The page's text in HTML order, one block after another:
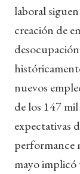
laboral
creación de
nuevos
de los 147
expectativas
performance
mayo